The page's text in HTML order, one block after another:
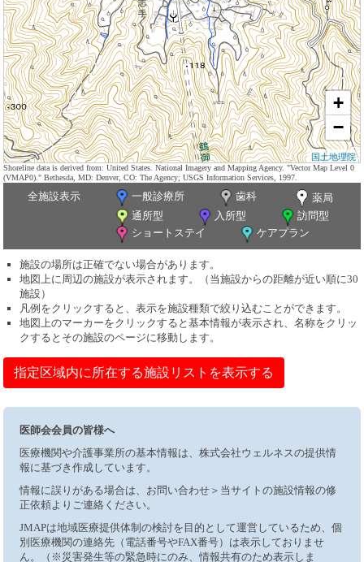
+
−
国土地理院
Shoreline data is derived from: United States. National Imagery and Mapping Agency. "Vector Map Level 0
(VMAP0)." Bethesda, MD: Denver, CO: The Agency; USGS Information Services, 1997.
全施設表示 一般診療所 歯科
薬局
通所型
入所型
訪問型
ショートステイ
ケアプラン
施設の場所は正確でない場合があります。
地図上に周辺の施設が表示されます。（当施設からの距離が近い順に30
施設）
凡例をクリックすると、表示を施設種類で絞り込むことができます。
地図上のマーカーをクリックすると基本情報が表示され、名称をクリッ
クするとその施設のページに移動します。
指定区域内に所在する施設リストを表示する
医師会会員の皆様へ
医療機関や介護事業所の基本情報は、株式会社ウェルネスの提供情
報に基づき作成しています。
情報に誤りがある場合は、お問い合わせ＞当サイトの施設情報の修
正依頼よりご連絡ください。
JMAPは地域医療提供体制の検討を目的として運営しているため、個
別医療機関の連絡先（電話番号やFAX番号）は表示しておりませ
ん。（※災害発生等の緊急時にのみ、情報共有のため表示しま